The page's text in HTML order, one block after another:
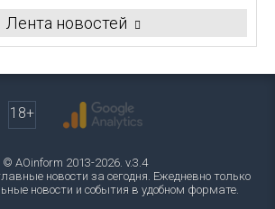
Лента новостей
18+
© AOinform 2013-2026. v.3.4
новости за сегодня. Ежедневно только
новости и события в удобном формате.